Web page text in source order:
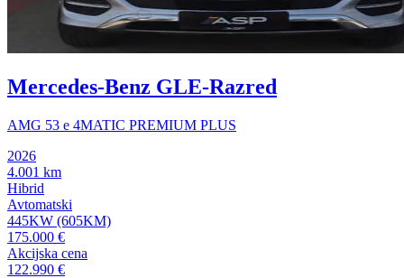
Mercedes-Benz GLE-Razred
AMG 53 e 4MATIC PREMIUM PLUS
2026
4.001 km
Hibrid
Avtomatski
445KW (605KM)
175.000 €
Akcijska cena
122.990 €